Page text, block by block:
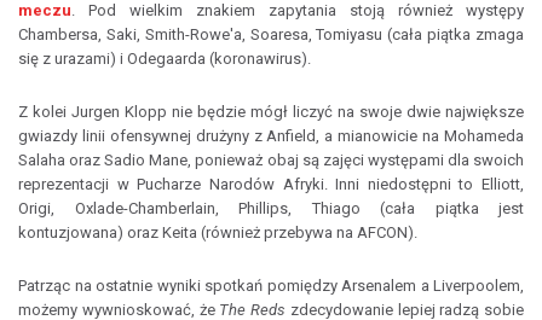
meczu. Pod wielkim znakiem zapytania stoją również występy
Chambersa, Saki, Smith-Rowe'a, Soaresa, Tomiyasu (cała piątka zmaga
się z urazami) i Odegaarda (koronawirus).
Z kolei Jurgen Klopp nie będzie mógł liczyć na swoje dwie największe
gwiazdy linii ofensywnej drużyny z Anfield, a mianowicie na Mohameda
Salaha oraz Sadio Mane, ponieważ obaj są zajęci występami dla swoich
reprezentacji w Pucharze Narodów Afryki. Inni niedostępni to Elliott,
Origi, Oxlade-Chamberlain, Phillips, Thiago (cała piątka jest
kontuzjowana) oraz Keita (również przebywa na AFCON).
Patrząc na ostatnie wyniki spotkań pomiędzy Arsenalem a Liverpoolem,
możemy wywnioskować, że The Reds zdecydowanie lepiej radzą sobie